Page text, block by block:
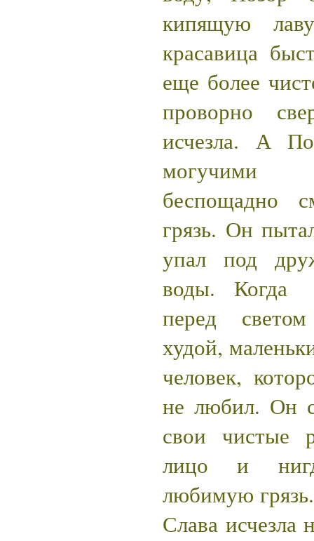
кипящую
красавица
еще более
проворно
исчезла. А
могучими
беспощадно
грязь. Он
упал под
воды. Когда
перед
худой,
человек,
не любил. Он
свои чистые
лицо и
любимую
Слава исчезла